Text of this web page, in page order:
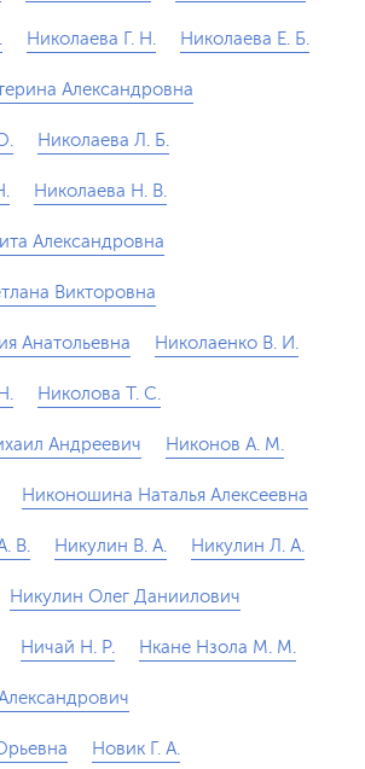
Николаева Г. Н. Николаева Е. Б.
Александровна
Николаева Л. Б.
Николаева Н. В.
Александровна
Викторовна
Анатольевна Николаенко В. И.
Николова Т. С.
Андреевич Никонов А. М.
Никоношина Наталья Алексеевна
В. Никулин В. А. Никулин Л. A.
Никулин Олег Даниилович
Ничай Н. Р. Нкане Нзола М. М.
Новик Г. А.